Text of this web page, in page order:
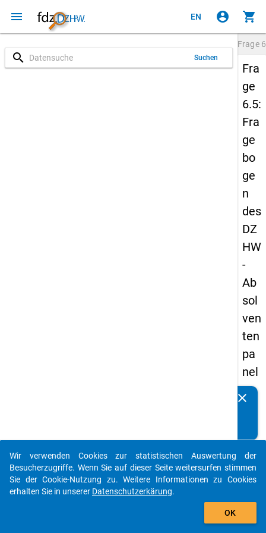
menu EN account_circle shopping_cart
search Suchen
Frage
Fra
ge
6.5:
Fra
ge
bo
ge
n
des
DZ
HW
-
Ab
sol
ven
ten
pa
nel
s
-
zw
eit
clear
auto_stories
add_shopping_cart
Wir verwenden Cookies zur statistischen Auswertung der
Besucherzugriffe. Wenn Sie auf dieser Seite weitersurfen stimmen
Sie der Cookie-Nutzung zu. Weitere Informationen zu Cookies
erhalten Sie in unserer Datenschutzerkärung.
OK